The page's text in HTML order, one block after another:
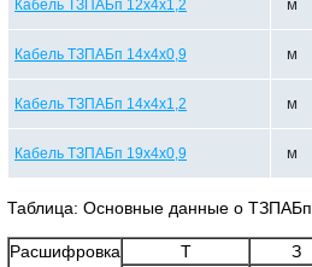
Кабель ТЗПАБп 12х4х1,2 м
Кабель ТЗПАБп 14х4х0,9 м
Кабель ТЗПАБп 14х4х1,2 м
Кабель ТЗПАБп 19х4х0,9 м
Таблица: Основные данные о ТЗПАБп
Расшифровка Т З